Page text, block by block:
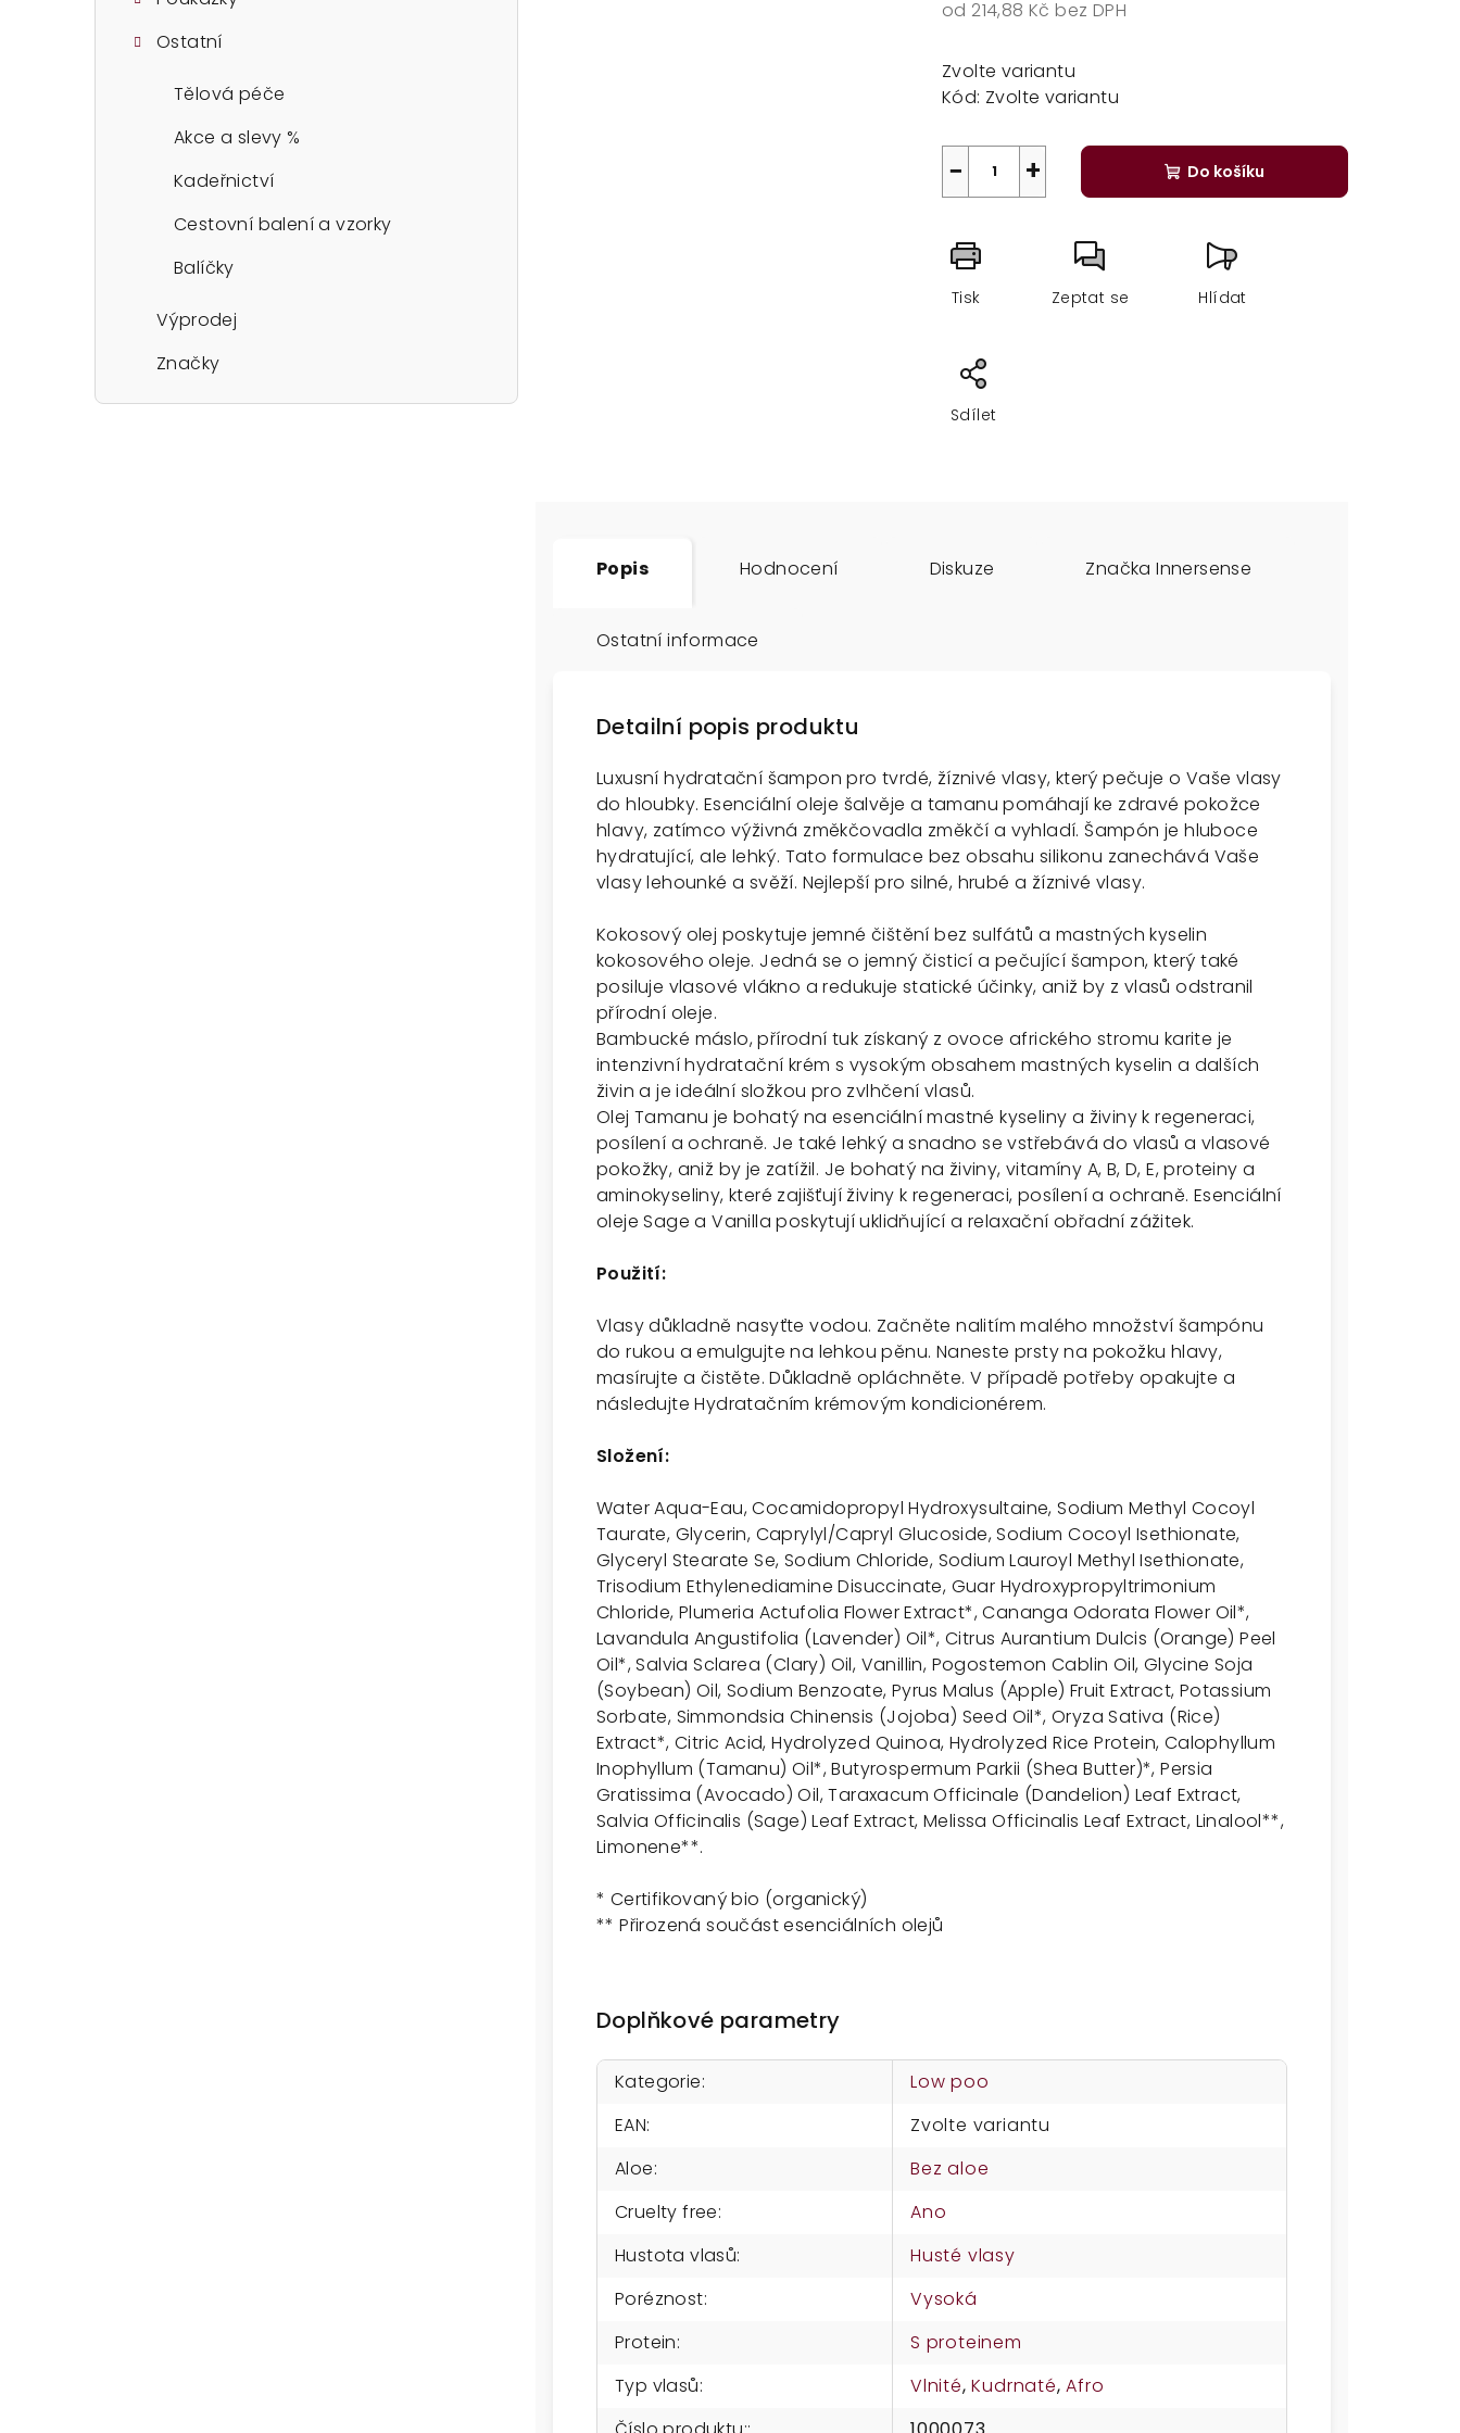
Ostatní
Tělová péče
Akce a slevy %
Kadeřnictví
Cestovní balení a vzorky
Balíčky
Výprodej
Značky
od 214,88 Kč bez DPH
cena:
Zvolte variantu
Kód: Zvolte variantu
+
− Do košíku
Tisk Zeptat se Hlídat
Sdílet
Popis Hodnocení Diskuze Značka Innersense
Ostatní informace
Detailní popis produktu
Luxusní hydratační šampon pro tvrdé, žíznivé vlasy, který pečuje o Vaše vlasy
do hloubky. Esenciální oleje šalvěje a tamanu pomáhají ke zdravé pokožce
hlavy, zatímco výživná změkčovadla změkčí a vyhladí. Šampón je hluboce
hydratující, ale lehký. Tato formulace bez obsahu silikonu zanechává Vaše
vlasy lehounké a svěží. Nejlepší pro silné, hrubé a žíznivé vlasy.
Kokosový olej poskytuje jemné čištění bez sulfátů a mastných kyselin
kokosového oleje. Jedná se o jemný čisticí a pečující šampon, který také
posiluje vlasové vlákno a redukuje statické účinky, aniž by z vlasů odstranil
přírodní oleje.
Bambucké máslo, přírodní tuk získaný z ovoce afrického stromu karite je
intenzivní hydratační krém s vysokým obsahem mastných kyselin a dalších
živin a je ideální složkou pro zvlhčení vlasů.
Olej Tamanu je bohatý na esenciální mastné kyseliny a živiny k regeneraci,
posílení a ochraně. Je také lehký a snadno se vstřebává do vlasů a vlasové
pokožky, aniž by je zatížil. Je bohatý na živiny, vitamíny A, B, D, E, proteiny a
aminokyseliny, které zajišťují živiny k regeneraci, posílení a ochraně. Esenciální
oleje Sage a Vanilla poskytují uklidňující a relaxační obřadní zážitek.
Použití:
Vlasy důkladně nasyťte vodou. Začněte nalitím malého množství šampónu
do rukou a emulgujte na lehkou pěnu. Naneste prsty na pokožku hlavy,
masírujte a čistěte. Důkladně opláchněte. V případě potřeby opakujte a
následujte Hydratačním krémovým kondicionérem.
Složení:
Water Aqua-Eau, Cocamidopropyl Hydroxysultaine, Sodium Methyl Cocoyl
Taurate, Glycerin, Caprylyl/Capryl Glucoside, Sodium Cocoyl Isethionate,
Glyceryl Stearate Se, Sodium Chloride, Sodium Lauroyl Methyl Isethionate,
Trisodium Ethylenediamine Disuccinate, Guar Hydroxypropyltrimonium
Chloride, Plumeria Actufolia Flower Extract*, Cananga Odorata Flower Oil*,
Lavandula Angustifolia (Lavender) Oil*, Citrus Aurantium Dulcis (Orange) Peel
Oil*, Salvia Sclarea (Clary) Oil, Vanillin, Pogostemon Cablin Oil, Glycine Soja
(Soybean) Oil, Sodium Benzoate, Pyrus Malus (Apple) Fruit Extract, Potassium
Sorbate, Simmondsia Chinensis (Jojoba) Seed Oil*, Oryza Sativa (Rice)
Extract*, Citric Acid, Hydrolyzed Quinoa, Hydrolyzed Rice Protein, Calophyllum
Inophyllum (Tamanu) Oil*, Butyrospermum Parkii (Shea Butter)*, Persia
Gratissima (Avocado) Oil, Taraxacum Officinale (Dandelion) Leaf Extract,
Salvia Officinalis (Sage) Leaf Extract, Melissa Officinalis Leaf Extract, Linalool**,
Limonene**.
* Certifikovaný bio (organický)
** Přirozená součást esenciálních olejů
Doplňkové parametry
Kategorie:
Low poo
EAN:
Zvolte variantu
Aloe:
Bez aloe
Cruelty free:
Ano
Hustota vlasů:
Husté vlasy
Poréznost:
Vysoká
Protein:
S proteinem
Typ vlasů: Vlnité,Kudrnaté,Afro